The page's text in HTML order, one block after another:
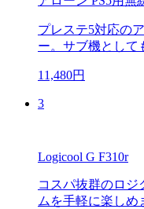
プレステ5対応の
ー。サブ機として
11,480円
3
Logicool G F310r
コスパ抜群のロジ
ムを手軽に楽しめ